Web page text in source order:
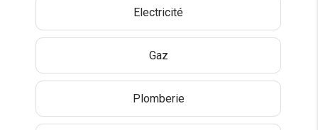
Electricité
Gaz
Plomberie